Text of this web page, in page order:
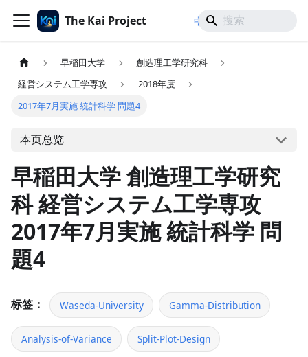
The Kai Project 中文/ 日本語
早稲田大学
創造理工学研究科
経営システム工学専攻
2018年度
2017年7月実施 統計科学 問題4
本页总览
早稲田大学 創造理工学研究
科 経営システム工学専攻
2017年7月実施 統計科学 問
題4
标签： Waseda-University Gamma-Distribution
Analysis-of-Variance Split-Plot-Design